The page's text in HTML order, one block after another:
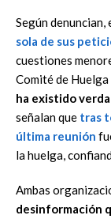
Según denuncian,
sola de sus
cuestiones
Comité de
ha existido
señalan que tras
última reunión
la huelga,
Ambas
desinformación